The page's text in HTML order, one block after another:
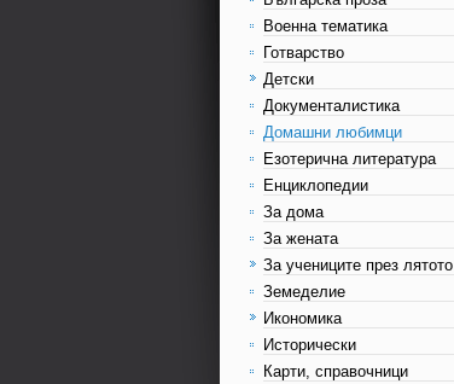
Военна тематика
Готварство
Детски
Документалистика
Домашни любимци
Езотерична литература
Енциклопедии
За дома
За жената
За учениците през лятото
Земеделие
Икономика
Исторически
Карти, справочници